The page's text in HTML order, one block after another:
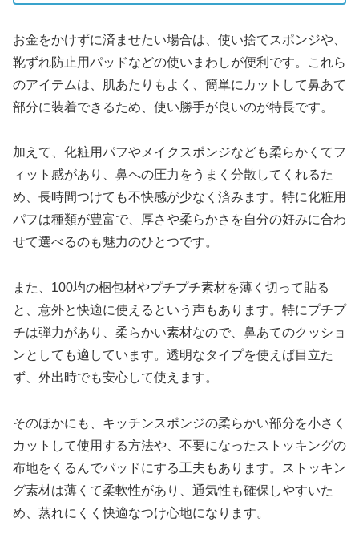
お金をかけずに済ませたい場合は、使い捨てスポンジや、
靴ずれ防止用パッドなどの使いまわしが便利です。これら
のアイテムは、肌あたりもよく、簡単にカットして鼻あて
部分に装着できるため、使い勝手が良いのが特長です。
加えて、化粧用パフやメイクスポンジなども柔らかくてフ
ィット感があり、鼻への圧力をうまく分散してくれるた
め、長時間つけても不快感が少なく済みます。特に化粧用
パフは種類が豊富で、厚さや柔らかさを自分の好みに合わ
せて選べるのも魅力のひとつです。
また、100均の梱包材やプチプチ素材を薄く切って貼る
と、意外と快適に使えるという声もあります。特にプチプ
チは弾力があり、柔らかい素材なので、鼻あてのクッショ
ンとしても適しています。透明なタイプを使えば目立た
ず、外出時でも安心して使えます。
そのほかにも、キッチンスポンジの柔らかい部分を小さく
カットして使用する方法や、不要になったストッキングの
布地をくるんでパッドにする工夫もあります。ストッキン
グ素材は薄くて柔軟性があり、通気性も確保しやすいた
め、蒸れにくく快適なつけ心地になります。